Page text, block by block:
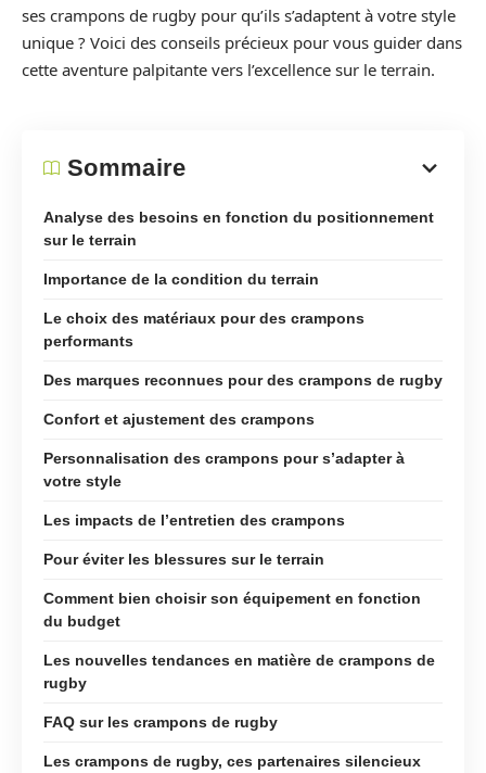
ses crampons de rugby pour qu’ils s’adaptent à votre style
unique ? Voici des conseils précieux pour vous guider dans
cette aventure palpitante vers l’excellence sur le terrain.
Sommaire
Analyse des besoins en fonction du positionnement
sur le terrain
Importance de la condition du terrain
Le choix des matériaux pour des crampons
performants
Des marques reconnues pour des crampons de rugby
Confort et ajustement des crampons
Personnalisation des crampons pour s’adapter à
votre style
Les impacts de l’entretien des crampons
Pour éviter les blessures sur le terrain
Comment bien choisir son équipement en fonction
du budget
Les nouvelles tendances en matière de crampons de
rugby
FAQ sur les crampons de rugby
Les crampons de rugby, ces partenaires silencieux